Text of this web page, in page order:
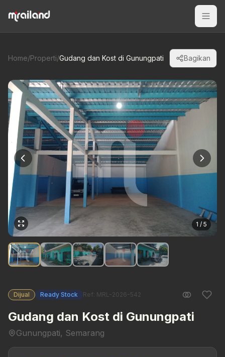
Home/Properti/Gudang dan Kost di Gunungpati Bagikan
1 / 5
Dijual Ready Stock Ref: MRL-2026-542
Gudang dan Kost di Gunungpati
Gunungpati, Semarang